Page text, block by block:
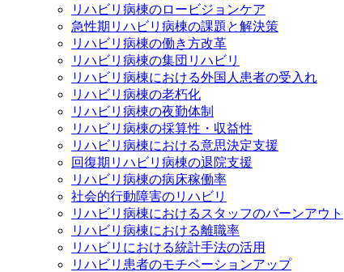
リハビリ病棟のロービジョンケア
急性期リハビリ病棟の課題と解決策
リハビリ病棟の働き方改革
リハビリ病棟の集団リハビリ
リハビリ病棟における外国人患者の受入れ
リハビリ病棟の老朽化
リハビリ病棟の夜勤体制
リハビリ病棟の採算性・収益性
リハビリ病棟における意思決定支援
回復期リハビリ病棟の退院支援
リハビリ病棟の病床稼働率
社会的行動障害のリハビリ
リハビリ病棟におけるスタッフのバーンアウト
リハビリ病棟における離職率
リハビリにおける統計手法の活用
リハビリ患者のモチベーションアップ